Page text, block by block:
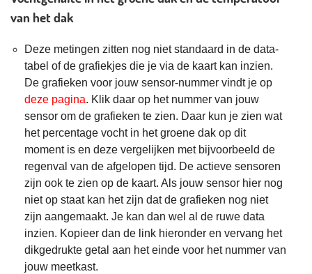
van het dak
Deze metingen zitten nog niet standaard in de data-
tabel of de grafiekjes die je via de kaart kan inzien.
De grafieken voor jouw sensor-nummer vindt je op
deze pagina. Klik daar op het nummer van jouw
sensor om de grafieken te zien. Daar kun je zien wat
het percentage vocht in het groene dak op dit
moment is en deze vergelijken met bijvoorbeeld de
regenval van de afgelopen tijd. De actieve sensoren
zijn ook te zien op de kaart. Als jouw sensor hier nog
niet op staat kan het zijn dat de grafieken nog niet
zijn aangemaakt. Je kan dan wel al de ruwe data
inzien. Kopieer dan de link hieronder en vervang het
dikgedrukte getal aan het einde voor het nummer van
jouw meetkast.